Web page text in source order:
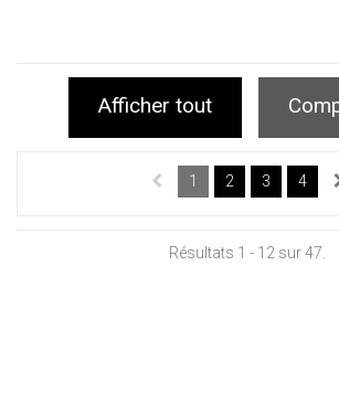
Afficher tout
1 2 3 4
Résultats 1 - 12 sur 47.